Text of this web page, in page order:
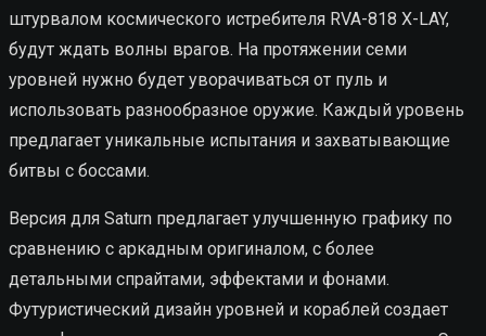
штурвалом космического истребителя RVA-818 X-LAY,
будут ждать волны врагов. На протяжении семи
уровней нужно будет уворачиваться от пуль и
использовать разнообразное оружие. Каждый уровень
предлагает уникальные испытания и захватывающие
битвы с боссами.
Версия для Saturn предлагает улучшенную графику по
сравнению с аркадным оригиналом, с более
детальными спрайтами, эффектами и фонами.
Футуристический дизайн уровней и кораблей создает